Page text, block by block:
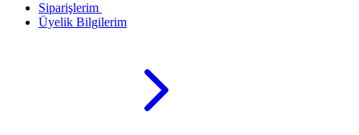
Siparişlerim
Üyelik Bilgilerim